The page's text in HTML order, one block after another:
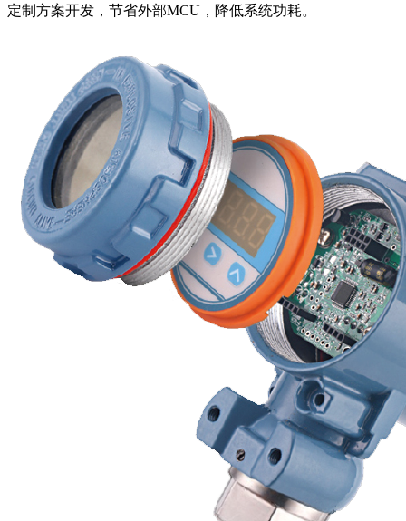
定制方案开发，节省外部MCU，降低系统功耗。